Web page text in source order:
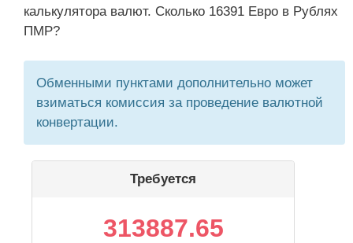
калькулятора валют. Сколько 16391 Евро в Рублях
ПМР?
Обменными пунктами дополнительно может
взиматься комиссия за проведение валютной
конвертации.
Требуется
313887.65